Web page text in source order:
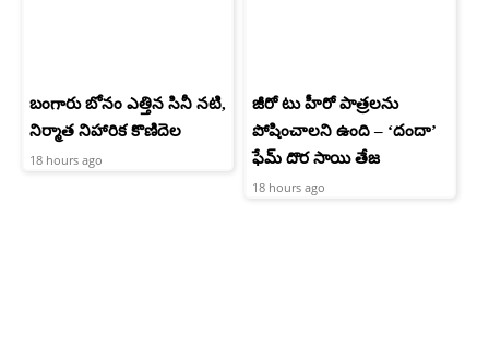
బంగారు బోనం ఎత్తిన సినీ నటి,
నిర్మాత నిహారిక కొణిదెల
18 hours ago
జీరో టు హీరో పాత్రలను
పోషించాలని ఉంది – ‘దందా’
ఫేమ్ దొర సాయి తేజ
18 hours ago